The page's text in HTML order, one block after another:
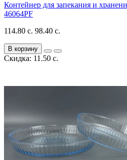
Контейнер для запекания и
46064PF
114.80 с. 98.40 с.
В корзину
Скидка: 11.50 с.